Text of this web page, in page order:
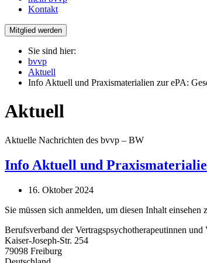
Kontakt
Mitglied werden
Sie sind hier:
bvvp
Aktuell
Info Aktuell und Praxismaterialien zur ePA:
Aktuell
Aktuelle Nachrichten des bvvp – BW
Info Aktuell und
16. Oktober 2024
Sie müssen sich anmelden, um diesen Inhalt einsehen
Berufsverband der Vertragspsychotherapeutinnen
Kaiser-Joseph-Str. 254
79098 Freiburg